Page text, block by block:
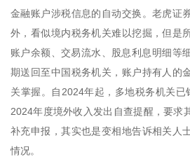
金融账户涉税信息的自动交换。老虎证
外，看似境内税务机关难以挖掘，但是
账户余额、交易流水、股息利息明细等
期送回至中国税务机关，账户持有人的
关掌握。自2024年起，多地税务机关
2024年度境外收入发出自查提醒，要求
补充申报，其实也是变相地告诉相关人
情况。